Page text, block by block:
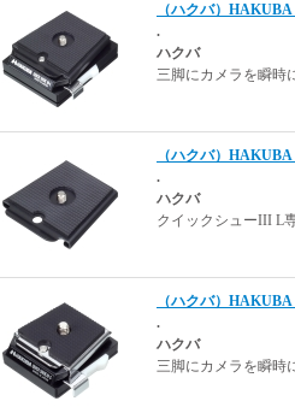
（ハクバ）
.
ハクバ
三脚にカメラを瞬時
（ハクバ）
.
ハクバ
クイックシューIII L
（ハクバ）
.
ハクバ
三脚にカメラを瞬時